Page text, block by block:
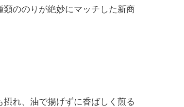
ののりが絶妙にマッチした新商
れ、油で揚げずに香ばしく煎る